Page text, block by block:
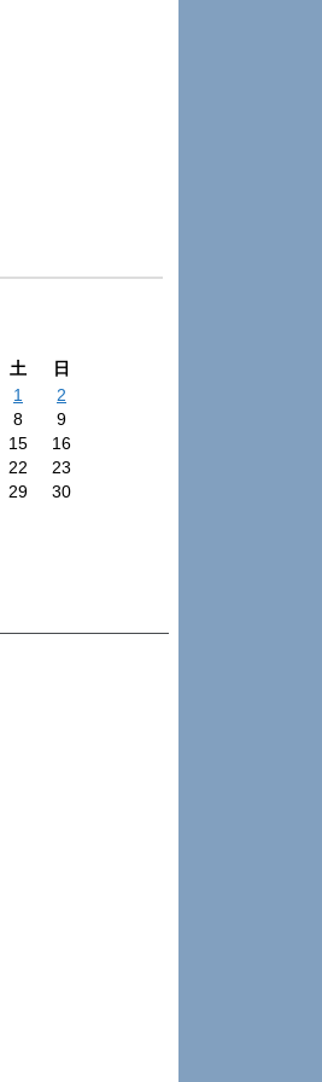
土
日
1
2
8
9
15
16
22
23
29
30